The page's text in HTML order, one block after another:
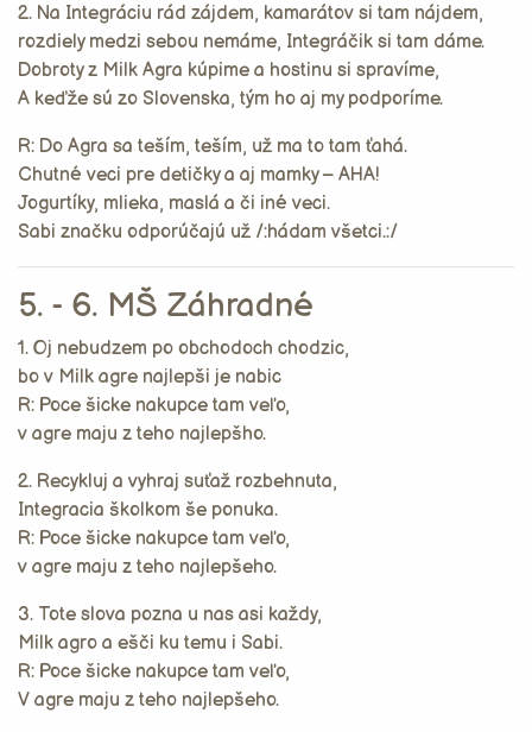
2. Na Integráciu rád zájdem, kamarátov si tam nájdem,
rozdiely medzi sebou nemáme, Integráčik si tam dáme.
Dobroty z Milk Agra kúpime a hostinu si spravíme,
A keďže sú zo Slovenska, tým ho aj my podporíme.
R: Do Agra sa teším, teším, už ma to tam ťahá.
Chutné veci pre detičky a aj mamky – AHA!
Jogurtíky, mlieka, maslá a či iné veci.
Sabi značku odporúčajú už /:hádam všetci.:/
5. - 6. MŠ Záhradné
1. Oj nebudzem po obchodoch chodzic,
bo v Milk agre najlepši je nabic
R: Poce šicke nakupce tam veľo,
v agre maju z teho najlepšho.
2. Recykluj a vyhraj suťaž rozbehnuta,
Integracia školkom še ponuka.
R: Poce šicke nakupce tam veľo,
v agre maju z teho najlepšeho.
3. Tote slova pozna u nas asi každy,
Milk agro a ešči ku temu i Sabi.
R: Poce šicke nakupce tam veľo,
V agre maju z teho najlepšeho.